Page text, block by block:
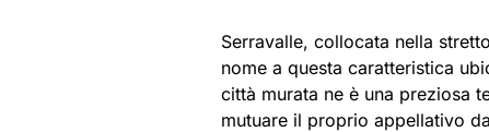
Serravalle, collocata nella
nome a questa caratteristica
città murata ne è una preziosa
mutuare il proprio appellativo